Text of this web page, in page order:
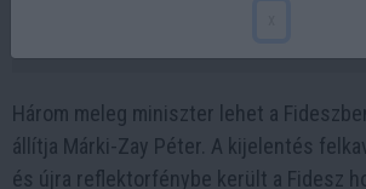
Három meleg miniszter lehet a
állítja Márki-Zay Péter. A kijelentés
és újra reflektorfénybe került a Fidesz